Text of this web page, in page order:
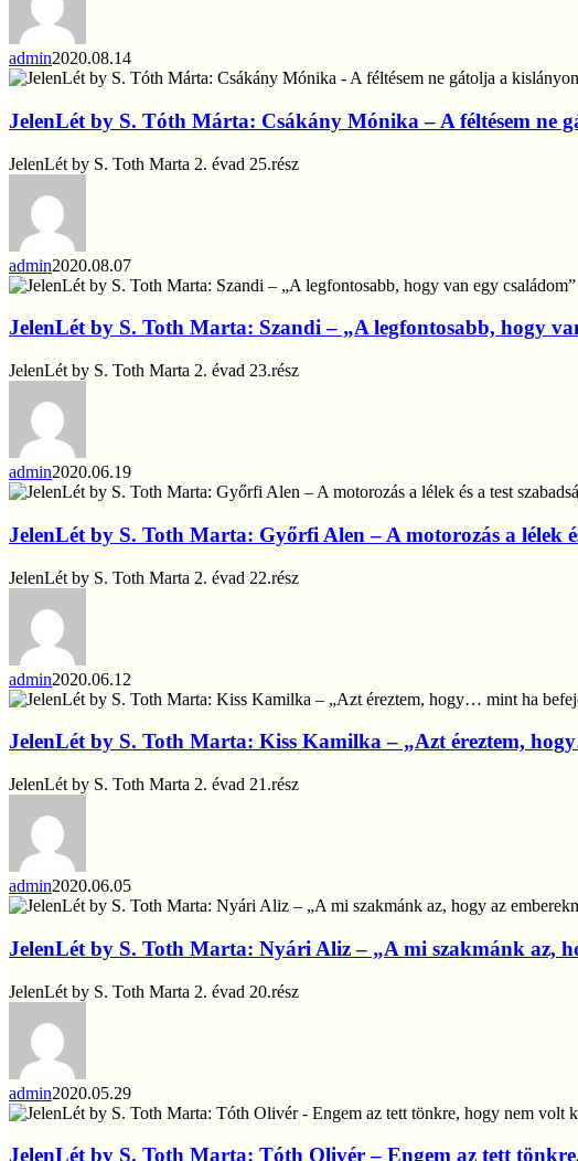
sportban
szükséges
lenne
lélekkel
törődés
admin2020.08.14
JelenLét
S.
Tóth
Márta:
Csákány
Mónika
féltésem
ne
gátolja
kislányomat
JelenLét by S. Tóth Márta: Csákány Mónika – A féltésem ne
JelenLét by S. Toth Marta 2. évad 25.rész
admin2020.08.07
JelenLét
S.
Marta:
Szandi
legfontosabb,
hogy
van
egy
családom”
JelenLét by S. Toth Marta: Szandi – „A legfontosabb, hogy
JelenLét by S. Toth Marta 2. évad 23.rész
admin2020.06.19
JelenLét
S.
Toth
Marta:
Győrfi
Alen
motorozás
a
lélek
a
szabadsága
JelenLét by S. Toth Marta: Győrfi Alen – A motorozás a lélek
JelenLét by S. Toth Marta 2. évad 22.rész
admin2020.06.12
JelenLét
S.
Marta:
Kiss
Kamilka
„Azt
éreztem,
hogy…
mint
befejeztem
egy
JelenLét by S. Toth Marta: Kiss Kamilka – „Azt éreztem,
JelenLét by S. Toth Marta 2. évad 21.rész
admin2020.06.05
JelenLét
S.
Toth
Marta:
Nyári
Aliz
„A
mi
szakmánk
az,
JelenLét by S. Toth Marta: Nyári Aliz – „A mi szakmánk az,
JelenLét by S. Toth Marta 2. évad 20.rész
admin2020.05.29
JelenLét
S.
JelenLét by S. Toth Marta: Tóth Olivér – Engem az tett